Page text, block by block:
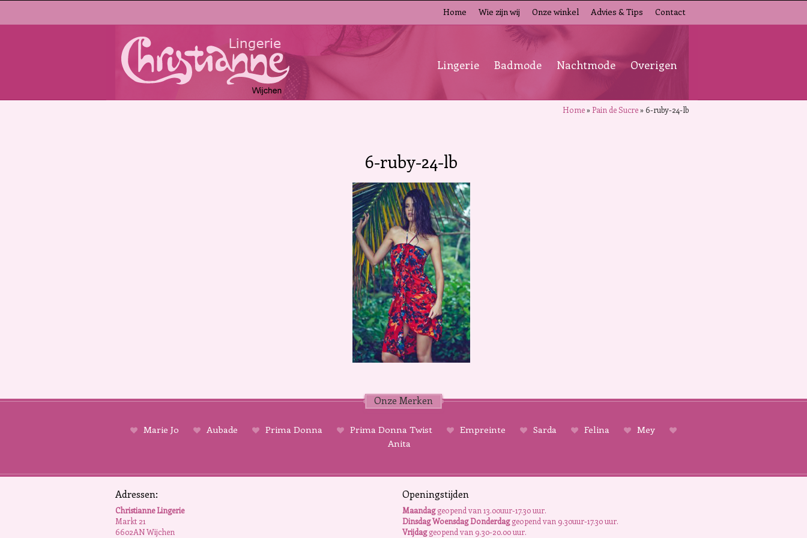
Home Wie zijn wij Onze winkel Advies & Tips Contact
Lingerie Badmode Nachtmode Overigen
Home»Pain de Sucre» 6-ruby-24-lb
6-ruby-24-lb
Onze Merken
Marie Jo Aubade Prima Donna Prima Donna Twist Empreinte Sarda Felina
Mey
Anita
Adressen:
Christianne Lingerie
Markt 21
6602AN Wijchen
Openingstijden
Maandaggeopend van 13.00uur-17.30 uur.
Dinsdag Woensdag Donderdaggeopend van 9.30uur-17.30 uur.
Vrijdaggeopend van 9.30-20.00 uur.